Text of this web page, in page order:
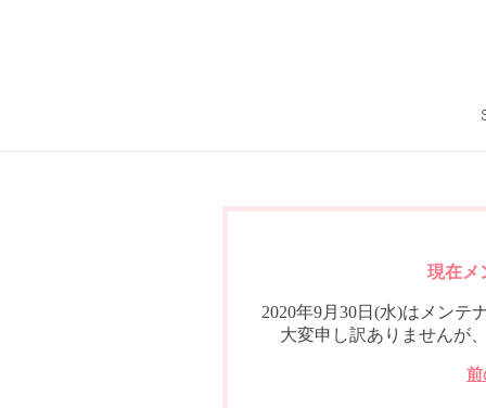
現在メ
2020年9月30日(水)はメンテ
大変申し訳ありませんが
前